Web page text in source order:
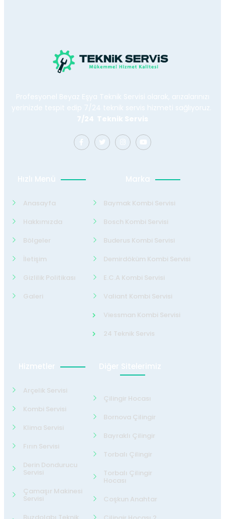
Profesyonel Beyaz Eşya Teknik Servisi olarak, arızalarınızı
yerinizde tespit edip 7/24 teknik servis hizmeti sağlıyoruz.
7/24 Teknik Servis
Hızlı Menü
Anasayfa
Hakkımızda
Bölgeler
İletişim
Gizlilik Politikası
Galeri
Marka
Baymak Kombi Servisi
Bosch Kombi Servisi
Buderus Kombi Servisi
Demirdöküm Kombi Servisi
E.C.A Kombi Servisi
Valiant Kombi Servisi
Viessman Kombi Servisi
24 Teknik Servis
Hizmetler
Arçelik Servisi
Kombi Servisi
Klima Servisi
Fırın Servisi
Derin Dondurucu
Servisi
Çamaşır Makinesi
Servisi
Diğer Sitelerimiz
Çilingir Hocası
Bornova Çilingir
Bayraklı Çilingir
Torbalı Çilingir
Torbalı Çilingir
Hocası
Coşkun Anahtar